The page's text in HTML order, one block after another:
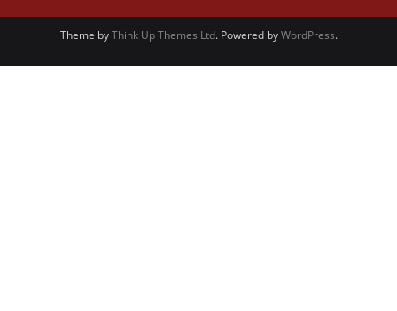
Theme byThink Up Themes Ltd. Powered byWordPress.